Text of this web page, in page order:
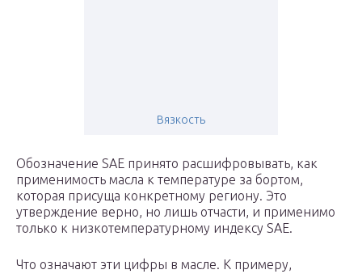
Вязкость
Обозначение SAE принято расшифровывать, как
применимость масла к температуре за бортом,
которая присуща конкретному региону. Это
утверждение верно, но лишь отчасти, и применимо
только к низкотемпературному индексу SAE.
Что означают эти цифры в масле. К примеру,